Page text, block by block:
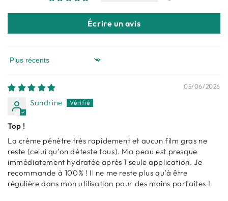
Écrire un avis
Sort by
05/06/2026
Sandrine
Top !
La crème pénètre très rapidement et aucun film gras ne
reste (celui qu’on déteste tous). Ma peau est presque
immédiatement hydratée après 1 seule application. Je
recommande à 100% ! Il ne me reste plus qu’à être
régulière dans mon utilisation pour des mains parfaites !